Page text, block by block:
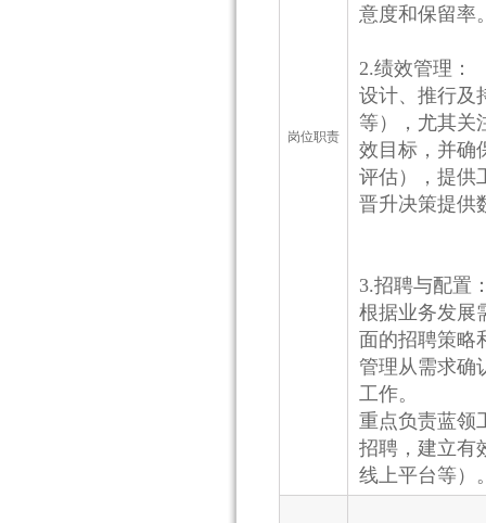
岗位职责
意度和保留率
2.绩效管理：
设计、推行及
等），尤其关
效目标，并确
评估），提供
晋升决策提供
3.招聘与配置
根据业务发展
面的招聘策略
管理从需求确
工作。
重点负责蓝领
招聘，建立有
线上平台等）